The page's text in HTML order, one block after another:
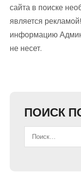
сайта в поиске
является
информацию
не несет.
ПОИСК